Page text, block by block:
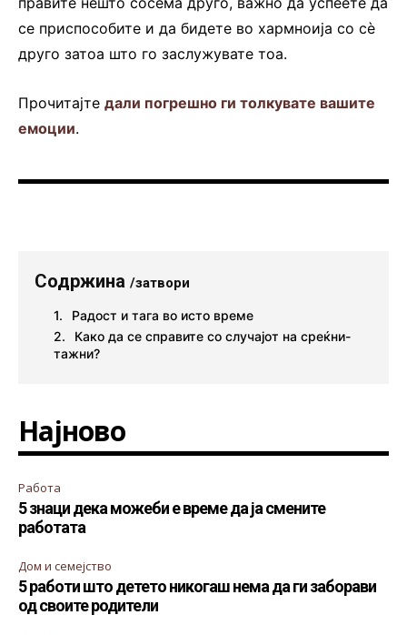
се приспособите и да бидете во хармноија со сè
друго затоа што го заслужувате тоа.
Прочитајте дали погрешно ги толкувате вашите
емоции.
Содржина /затвори
Радост и тага во исто време
Како да се справите со случајот на среќни-
тажни?
Најново
Работа
5 знаци дека можеби е време да ја смените
работата
Дом и семејство
5 работи што детето никогаш нема да ги заборави
од своите родители